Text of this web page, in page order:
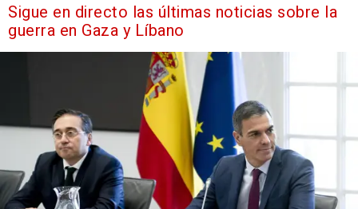
Sigue en directo las últimas noticias sobre la
guerra en Gaza y Líbano